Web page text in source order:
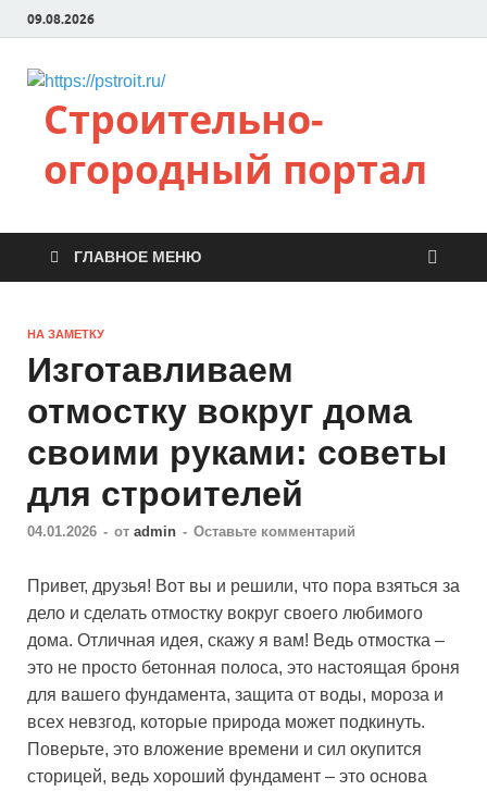
09.08.2026
Строительно-
огородный портал
ГЛАВНОЕ МЕНЮ
НА ЗАМЕТКУ
Изготавливаем
отмостку вокруг дома
своими руками: советы
для строителей
04.01.2026 - от admin - Оставьте комментарий
Привет, друзья! Вот вы и решили, что пора взяться за
дело и сделать отмостку вокруг своего любимого
дома. Отличная идея, скажу я вам! Ведь отмостка –
это не просто бетонная полоса, это настоящая броня
для вашего фундамента, защита от воды, мороза и
всех невзгод, которые природа может подкинуть.
Поверьте, это вложение времени и сил окупится
сторицей, ведь хороший фундамент – это основа